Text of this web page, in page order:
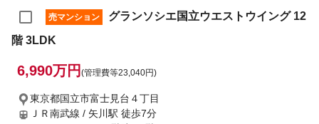
売マンション
グランソシエ国立ウエストウイング 12
階 3LDK
6,990万円 (管理費等23,040円)
東京都国立市富士見台４丁目
ＪＲ南武線 / 矢川駅 徒歩7分